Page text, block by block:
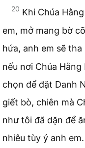
20 Khi Chúa
em, mở mang bờ
hứa, anh em sẽ
nếu nơi Chúa
chọn để đặt Danh
giết bò, chiên mà
như tôi đã dặn để
nhiêu tùy ý anh em.